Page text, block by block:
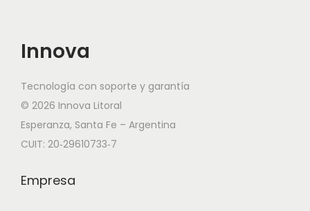
Innova
Tecnología con soporte y garantía
© 2026 Innova Litoral
Esperanza, Santa Fe – Argentina
CUIT: 20‑29610733‑7
Empresa